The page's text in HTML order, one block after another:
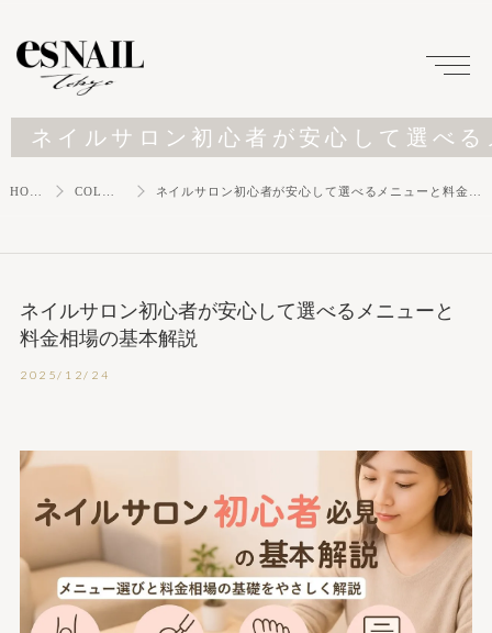
ネイルサロン初心者が安心して選べ
ネイルサロン初心者が安心して選べるメニューと
料金相場の基本解説
2025/12/24